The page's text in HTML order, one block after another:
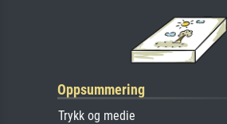
Oppsummering
Trykk og medie